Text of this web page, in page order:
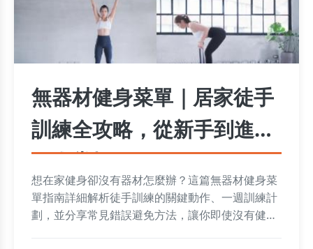
無器材健身菜單｜居家徒手
訓練全攻略，從新手到進階
一次掌握
想在家健身卻沒有器材怎麼辦？這篇無器材健身菜
單指南詳細解析徒手訓練的關鍵動作、一週訓練計
劃，並分享常見錯誤避免方法，讓你即使沒有健身